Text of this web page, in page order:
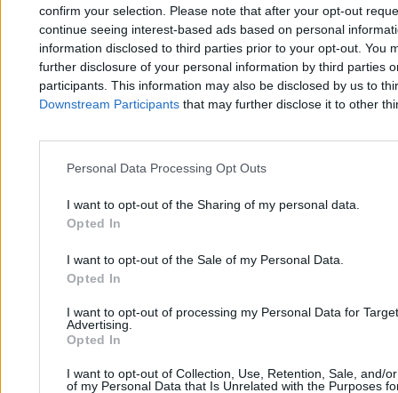
confirm your selection. Please note that after your opt-out
continue seeing interest-based ads based on personal
information disclosed to third parties prior to your opt-out. You
further disclosure of your personal information by third parties
participants. This information may also be disclosed by us to
Downstream Participants that may further disclose it to other
Personal Data Processing Opt Outs
I want to opt-out of the Sharing of my personal data.
Opted In
I want to opt-out of the Sale of my Personal Data.
Opted In
I want to opt-out of processing my Personal Data for
Advertising.
Opted In
I want to opt-out of Collection, Use, Retention, Sale, and/
of my Personal Data that Is Unrelated with the Purposes
Kamil Szałecki
09.07.2026
Kraj